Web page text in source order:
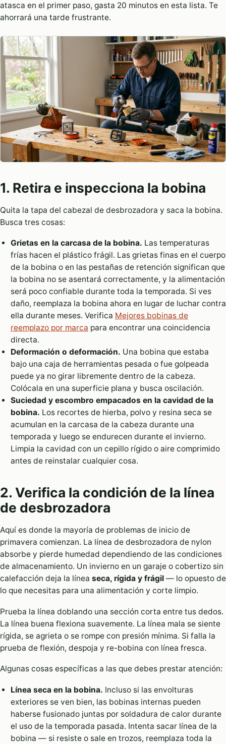
atasca en el primer paso, gasta 20 minutos en esta lista. Te
ahorrará una tarde frustrante.
1. Retira e inspecciona la bobina
Quita la tapa del cabezal de desbrozadora y saca la bobina.
Busca tres cosas:
Grietas en la carcasa de la bobina. Las temperaturas
frías hacen el plástico frágil. Las grietas finas en el cuerpo
de la bobina o en las pestañas de retención significan que
la bobina no se asentará correctamente, y la alimentación
será poco confiable durante toda la temporada. Si ves
daño, reemplaza la bobina ahora en lugar de luchar contra
ella durante meses. Verifica Mejores bobinas de
reemplazo por marca para encontrar una coincidencia
directa.
Deformación o deformación. Una bobina que estaba
bajo una caja de herramientas pesada o fue golpeada
puede ya no girar libremente dentro de la cabeza.
Colócala en una superficie plana y busca oscilación.
Suciedad y escombro empacados en la cavidad de la
bobina. Los recortes de hierba, polvo y resina seca se
acumulan en la carcasa de la cabeza durante una
temporada y luego se endurecen durante el invierno.
Limpia la cavidad con un cepillo rígido o aire comprimido
antes de reinstalar cualquier cosa.
2. Verifica la condición de la línea
de desbrozadora
Aquí es donde la mayoría de problemas de inicio de
primavera comienzan. La línea de desbrozadora de nylon
absorbe y pierde humedad dependiendo de las condiciones
de almacenamiento. Un invierno en un garaje o cobertizo sin
calefacción deja la línea seca, rígida y frágil — lo opuesto de
lo que necesitas para una alimentación y corte limpio.
Prueba la línea doblando una sección corta entre tus dedos.
La línea buena flexiona suavemente. La línea mala se siente
rígida, se agrieta o se rompe con presión mínima. Si falla la
prueba de flexión, despoja y re-bobina con línea fresca.
Algunas cosas específicas a las que debes prestar atención:
Línea seca en la bobina. Incluso si las envolturas
exteriores se ven bien, las bobinas internas pueden
haberse fusionado juntas por soldadura de calor durante
el uso de la temporada pasada. Intenta sacar línea de la
bobina — si resiste o sale en trozos, reemplaza toda la